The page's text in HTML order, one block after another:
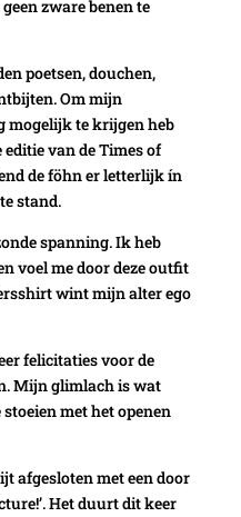
zware benen te
poetsen, douchen,
Om mijn
mogelijk te krijgen heb
van de Times of
de föhn er letterlijk ín
stand.
spanning. Ik heb
voel me door deze outfit
wint mijn alter ego
felicitaties voor de
Mijn glimlach is wat
met het openen
afgesloten met een door
Het duurt dit keer